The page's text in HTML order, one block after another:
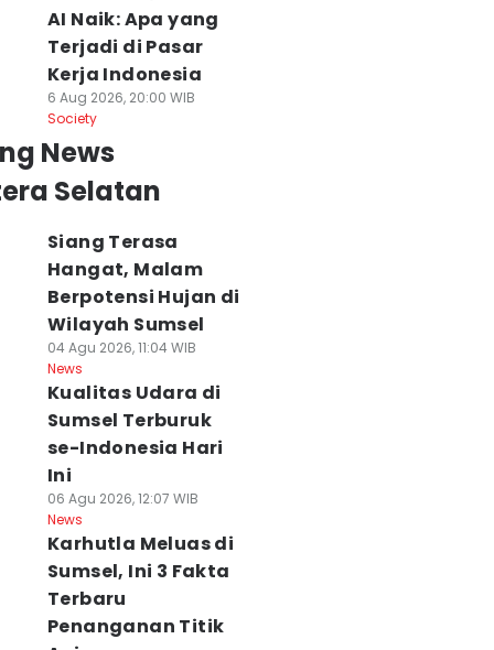
Udara
Tidak
Ada Cacing dan
AI Naik: Apa yang
Terjadi di Pasar
Kerja Indonesia
6 Aug 2026, 20:00 WIB
Society
News
Selatan
Siang Terasa
Hangat, Malam
Berpotensi Hujan di
Wilayah Sumsel
04 Agu 2026, 11:04 WIB
News
Kualitas Udara di
Sumsel Terburuk
se-Indonesia Hari
Ini
06 Agu 2026, 12:07 WIB
News
Karhutla Meluas di
Sumsel, Ini 3 Fakta
Terbaru
Penanganan Titik